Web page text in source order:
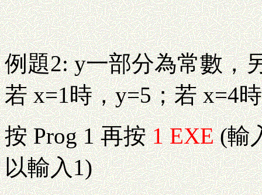
例題2: y一部分為常數，
若 x=1時，y=5；若 x=4
按 Prog 1 再按1 EXE(輸
以輸入1)